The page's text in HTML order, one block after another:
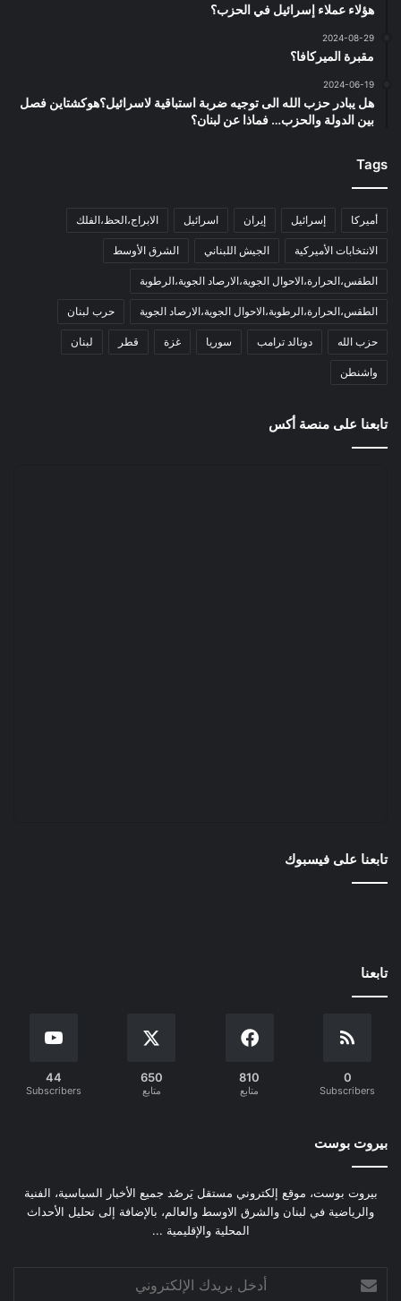
هؤلاء عملاء إسرائيل في الحزب؟
2024-08-29
مقبرة الميركافا؟
2024-06-19
هل يبادر حزب الله الى توجيه ضربة استباقية لاسرائيل؟هوكشتاين فصل
بين الدولة والحزب… فماذا عن لبنان؟
Tags
أميركا إسرائيل إيران اسرائيل الابراج،الحظ،الفلك
الانتخابات الأميركية الجيش اللبناني الشرق الأوسط
الطقس،الحرارة،الاحوال الجوية،الارصاد الجوية،الرطوبة
الطقس،الحرارة،الرطوبة،الاحوال الجوية،الارصاد الجوية حرب لبنان
حزب الله دونالد ترامب سوريا غزة قطر لبنان
واشنطن
تابعنا على منصة أكس
تابعنا على فيسبوك
تابعنا
0
Subscribers
810
متابع
650
متابع
44
Subscribers
بيروت بوست
بيروت بوست، موقع إلكتروني مستقل يَرصُد جميع الأخبار السياسية، الفنية
والرياضية في لبنان والشرق الاوسط والعالم، بالإضافة إلى تحليل الأحداث
المحلية والإقليمية ...
بريدك